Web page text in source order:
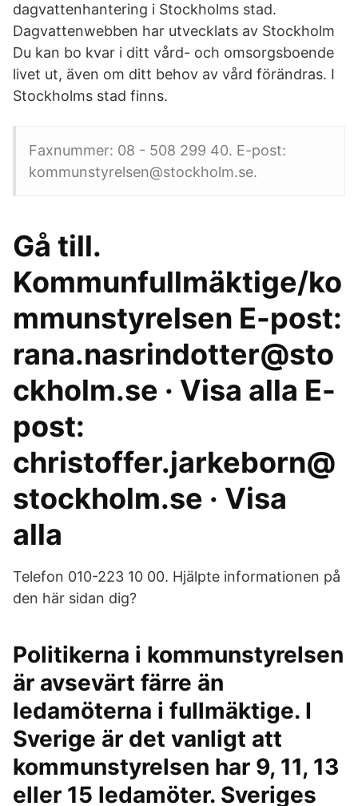
dagvattenhantering i Stockholms stad.
Dagvattenwebben har utvecklats av Stockholm
Du kan bo kvar i ditt vård- och omsorgsboende
livet ut, även om ditt behov av vård förändras. I
Stockholms stad finns.
Faxnummer: 08 - 508 299 40. E-post:
kommunstyrelsen@stockholm.se.
Gå till.
Kommunfullmäktige/ko
mmunstyrelsen E-post:
rana.nasrindotter@sto
ckholm.se · Visa alla E-
post:
christoffer.jarkeborn@
stockholm.se · Visa
alla
Telefon 010-223 10 00. Hjälpte informationen på
den här sidan dig?
Politikerna i kommunstyrelsen
är avsevärt färre än
ledamöterna i fullmäktige. I
Sverige är det vanligt att
kommunstyrelsen har 9, 11, 13
eller 15 ledamöter. Sveriges